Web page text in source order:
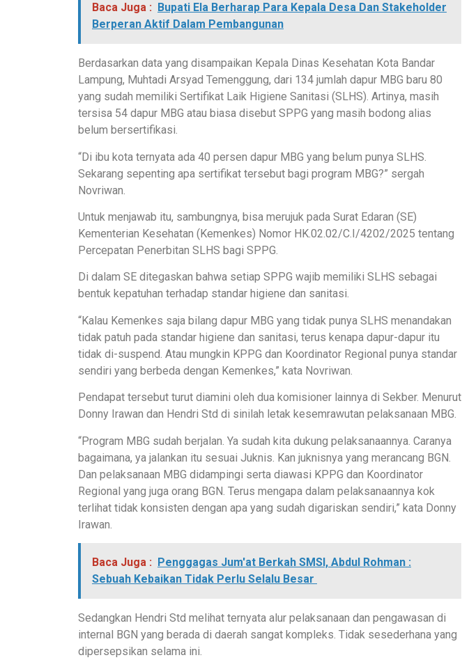
Baca Juga :
Bupati Ela Berharap Para Kepala Desa Dan Stakeholder
Berperan Aktif Dalam Pembangunan
Berdasarkan data yang disampaikan Kepala Dinas Kesehatan Kota Bandar
Lampung, Muhtadi Arsyad Temenggung, dari 134 jumlah dapur MBG baru 80
yang sudah memiliki Sertifikat Laik Higiene Sanitasi (SLHS). Artinya, masih
tersisa 54 dapur MBG atau biasa disebut SPPG yang masih bodong alias
belum bersertifikasi.
“Di ibu kota ternyata ada 40 persen dapur MBG yang belum punya SLHS.
Sekarang sepenting apa sertifikat tersebut bagi program MBG?” sergah
Novriwan.
Untuk menjawab itu, sambungnya, bisa merujuk pada Surat Edaran (SE)
Kementerian Kesehatan (Kemenkes) Nomor HK.02.02/C.I/4202/2025 tentang
Percepatan Penerbitan SLHS bagi SPPG.
Di dalam SE ditegaskan bahwa setiap SPPG wajib memiliki SLHS sebagai
bentuk kepatuhan terhadap standar higiene dan sanitasi.
“Kalau Kemenkes saja bilang dapur MBG yang tidak punya SLHS menandakan
tidak patuh pada standar higiene dan sanitasi, terus kenapa dapur-dapur itu
tidak di-suspend. Atau mungkin KPPG dan Koordinator Regional punya standar
sendiri yang berbeda dengan Kemenkes,” kata Novriwan.
Pendapat tersebut turut diamini oleh dua komisioner lainnya di Sekber. Menurut
Donny Irawan dan Hendri Std di sinilah letak kesemrawutan pelaksanaan MBG.
“Program MBG sudah berjalan. Ya sudah kita dukung pelaksanaannya. Caranya
bagaimana, ya jalankan itu sesuai Juknis. Kan juknisnya yang merancang BGN.
Dan pelaksanaan MBG didampingi serta diawasi KPPG dan Koordinator
Regional yang juga orang BGN. Terus mengapa dalam pelaksanaannya kok
terlihat tidak konsisten dengan apa yang sudah digariskan sendiri,” kata Donny
Irawan.
Baca Juga : Penggagas Jum'at Berkah SMSI, Abdul Rohman :
Sebuah Kebaikan Tidak Perlu Selalu Besar
Sedangkan Hendri Std melihat ternyata alur pelaksanaan dan pengawasan di
internal BGN yang berada di daerah sangat kompleks. Tidak sesederhana yang
dipersepsikan selama ini.